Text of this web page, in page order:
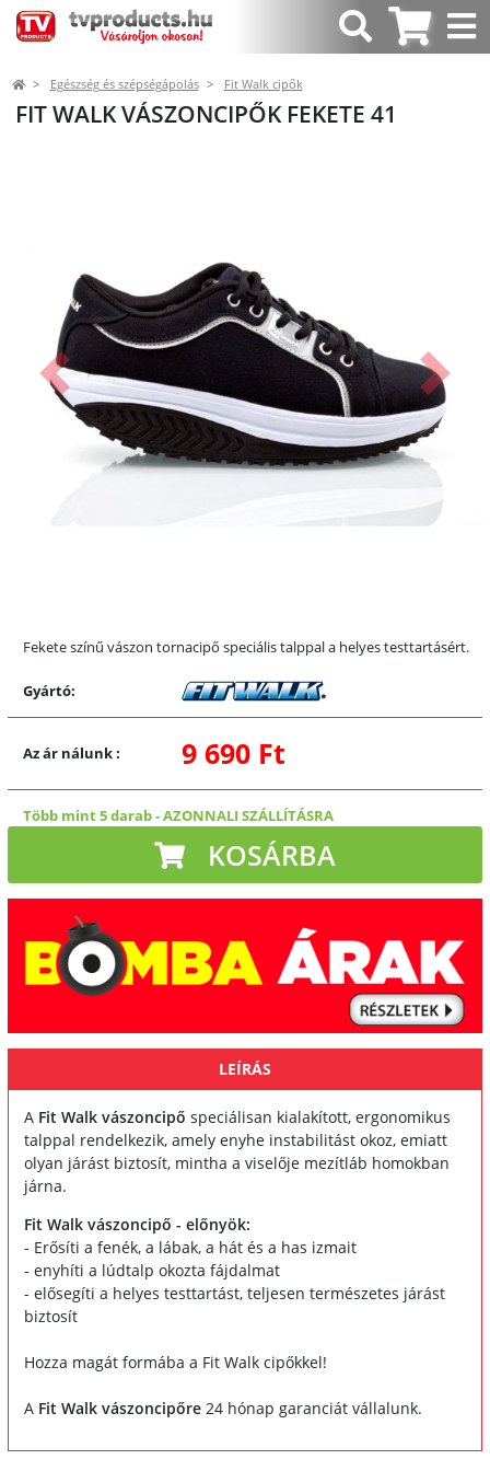
Egészség és szépségápolás Fit Walk cipők
FIT WALK VÁSZONCIPŐK FEKETE 41
Előző
Fekete színű vászon tornacipő speciális talppal a helyes testtartásért.
Gyártó:
Az ár nálunk: 9 690 Ft
Több mint 5 darab-AZONNALI SZÁLLÍTÁSRA
KOSÁRBA
LEÍRÁS
A Fit Walk vászoncipő speciálisan kialakított, ergonomikus
talppal rendelkezik, amely enyhe instabilitást okoz, emiatt
olyan járást biztosít, mintha a viselője mezítláb homokban
járna.
Fit Walk vászoncipő - előnyök:
- Erősíti a fenék, a lábak, a hát és a has izmait
- enyhíti a lúdtalp okozta fájdalmat
- elősegíti a helyes testtartást, teljesen természetes járást
biztosít
Hozza magát formába a Fit Walk cipőkkel!
A Fit Walk vászoncipőre 24 hónap garanciát vállalunk.